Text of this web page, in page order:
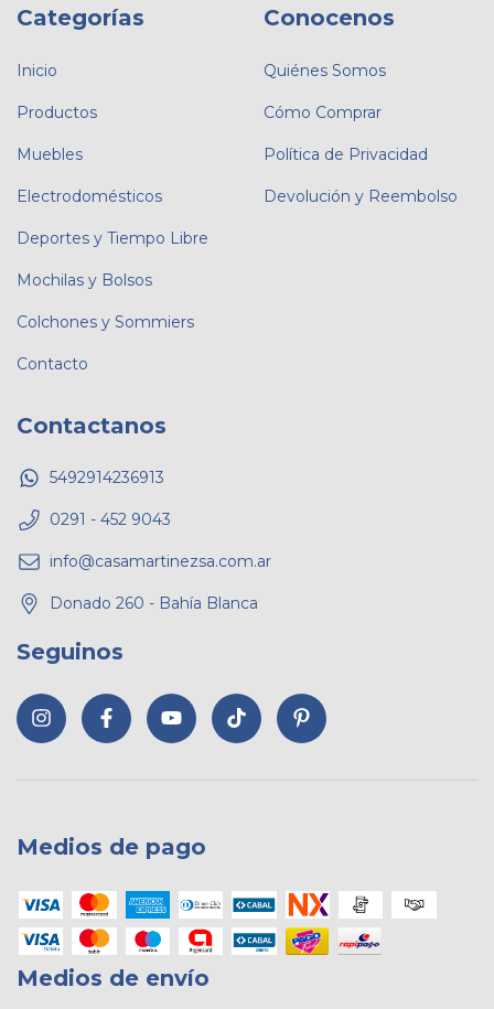
Categorías
Inicio
Productos
Muebles
Electrodomésticos
Deportes y Tiempo Libre
Mochilas y Bolsos
Colchones y Sommiers
Contacto
Conocenos
Quiénes Somos
Cómo Comprar
Política de Privacidad
Devolución y Reembolso
Contactanos
5492914236913
0291 - 452 9043
info@casamartinezsa.com.ar
Donado 260 - Bahía Blanca
Seguinos
Medios de pago
Medios de envío